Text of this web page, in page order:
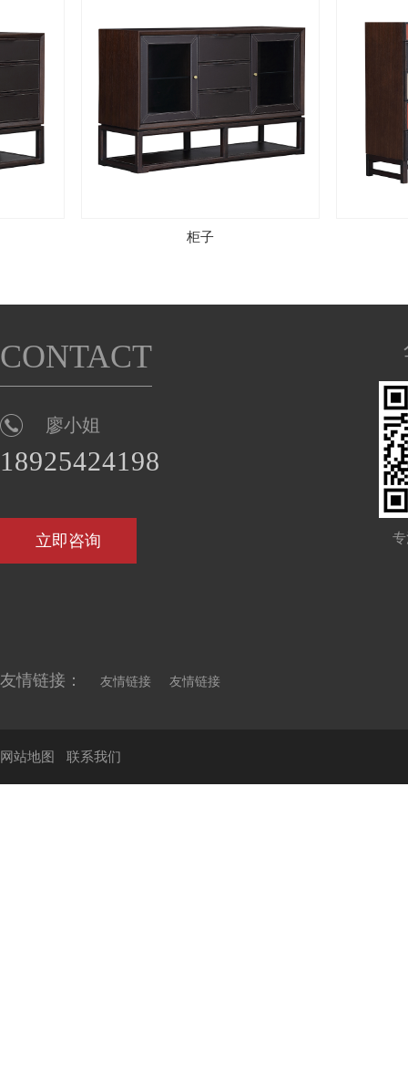
柜子
CONTACT
廖小姐
18925424198
立即咨询
友情链接： 友情链接 友情链接
网站地图 联系我们